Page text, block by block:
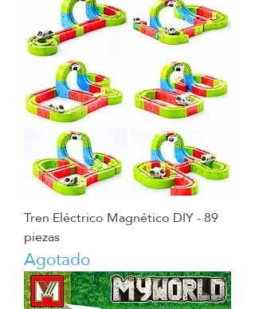
Tren Eléctrico Magnético DIY - 89
piezas
Agotado